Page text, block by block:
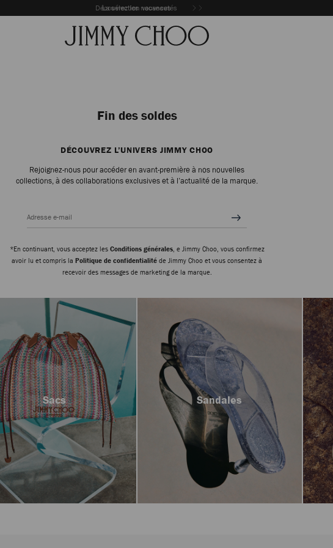
Découvrez les nouveautés
La sélection vacances
Fin des soldes
DÉCOUVREZ L’UNIVERS JIMMY CHOO
Rejoignez-nous pour accéder en avant-première à nos nouvelles
collections, à des collaborations exclusives et à l’actualité de la marque.
Adresse e-mail
*En continuant, vous acceptez les Conditions générales, e Jimmy Choo, vous confirmez
avoir lu et compris la Politique de confidentialité de Jimmy Choo et vous consentez à
recevoir des messages de marketing de la marque.
Sacs Sandales